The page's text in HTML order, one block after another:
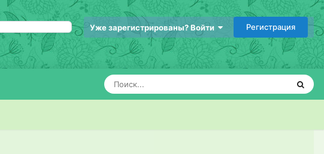
Уже зарегистрированы? Войти Регистрация